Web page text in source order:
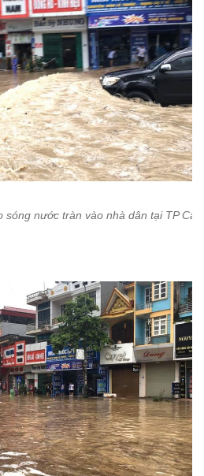
sóng nước tràn vào nhà dân tại TP